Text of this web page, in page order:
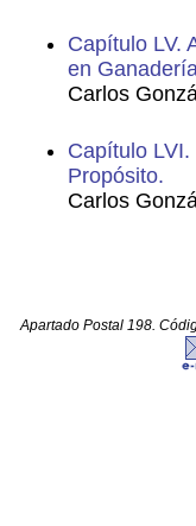
Capítulo LV.
en
Carlos
Capítulo
Propósito.
Carlos
Apartado Postal 198.